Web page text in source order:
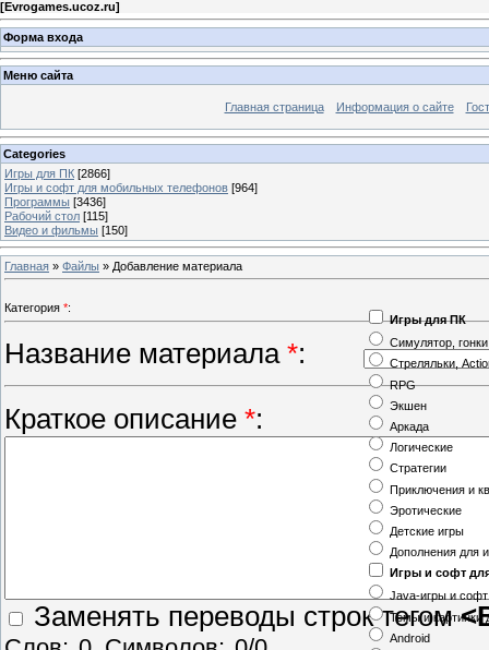
[Evrogames.ucoz.ru]
Форма входа
Меню сайта
Главная страница Информация о сайте
Categories
Игры для ПК [2866]
Игры и софт для мобильных телефонов [964]
Программы [3436]
Рабочий стол [115]
Видео и фильмы [150]
Главная » Файлы » Добавление материала
Игры для ПК
Симулятор, гонки
Стреляльки,
RPG
Экшен
Аркада
Логические
Стратегии
Приключения и
Эротические
Детские игры
Дополнения для
Игры и софт
Java-игры и
Темы и картинки
Android
Название материала *:
Краткое описание *:
Заменять переводы строк тегом